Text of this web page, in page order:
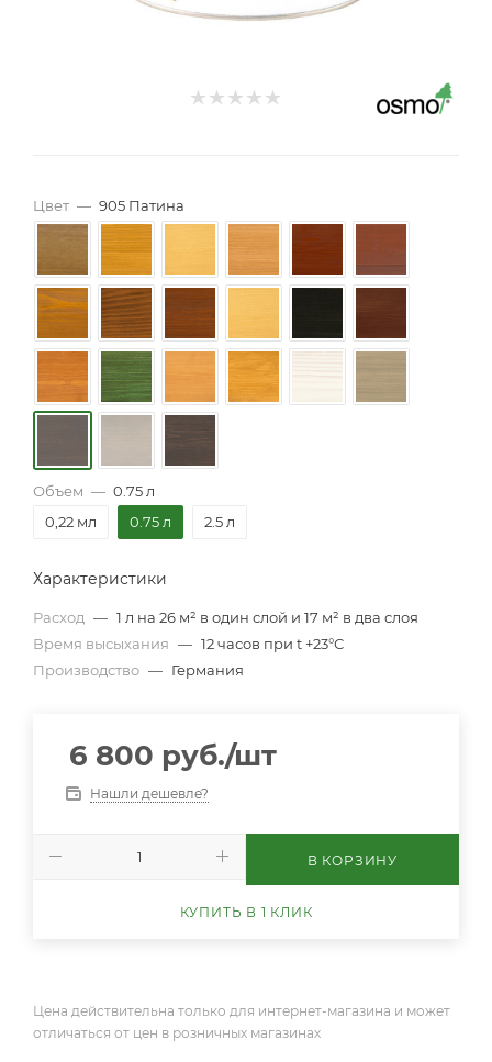
Цвет — 905 Патина
Объем — 0.75 л
0,22 мл
0.75 л 2.5 л
Характеристики
Расход — 1 л на 26 м² в один слой и 17 м² в два слоя
Время высыхания — 12 часов при t +23°С
Производство — Германия
6 800 руб./шт
Нашли дешевле?
В КОРЗИНУ
КУПИТЬ В 1 КЛИК
Цена действительна только для интернет-магазина и может
отличаться от цен в розничных магазинах